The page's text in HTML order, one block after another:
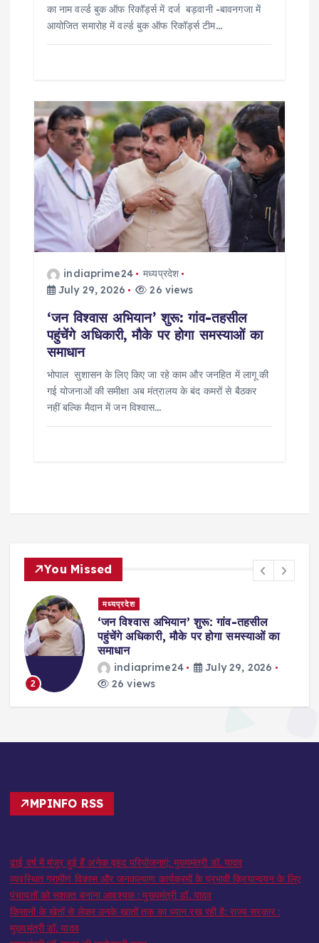
का नाम वर्ल्ड बुक ऑफ रिकॉर्ड्स में दर्ज बड़वानी -बावनगजा में
आयोजित समारोह में वर्ल्ड बुक ऑफ रिकॉर्ड्स टीम…
indiaprime24
मध्यप्रदेश
July 29, 2026
26 views
‘जन विश्वास अभियान’ शुरू: गांव-तहसील
पहुंचेंगे अधिकारी, मौके पर होगा समस्याओं का
समाधान
भोपाल सुशासन के लिए किए जा रहे काम और जनहित में लागू की
गई योजनाओं की समीक्षा अब मंत्रालय के बंद कमरों से बैठकर
नहीं बल्कि मैदान में जन विश्वास…
You Missed
2
मध्यप्रदेश
‘जन विश्वास अभियान’ शुरू: गांव-तहसील
पहुंचेंगे अधिकारी, मौके पर होगा समस्याओं का
समाधान
indiaprime24
July 29, 2026
26 views
MPINFO RSS
ढाई वर्ष में मंजूर हुई हैं अनेक वृहद परियोजनाएं: मुख्यमंत्री डॉ. यादव
व्यवस्थित ग्रामीण विकास और जनकल्याण कार्यक्रमों के प्रभावी क्रियान्वयन के लिए
पंचायतों को सशक्त बनाना आवश्यक : मुख्यमंत्री डॉ. यादव
किसानों के खेतों से लेकर उनके खातों तक का ध्यान रख रही है: राज्य सरकार :
मुख्यमंत्री डॉ. यादव